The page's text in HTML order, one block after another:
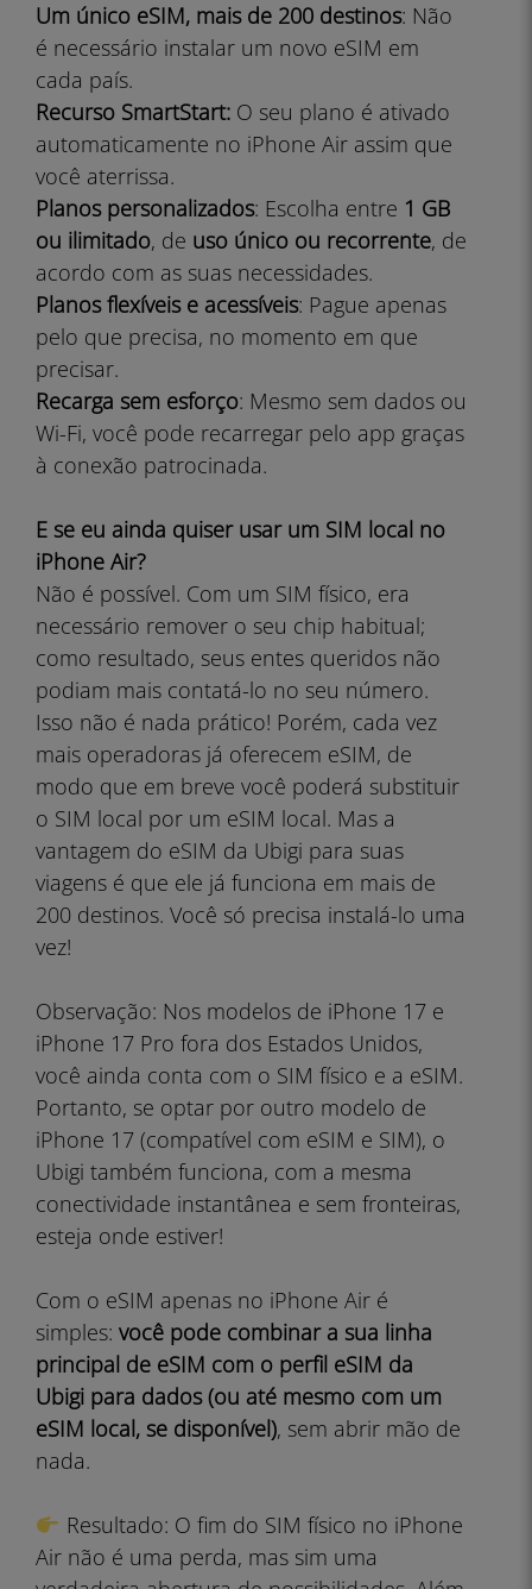
Um único eSIM, mais de 200 destinos: Não
é necessário instalar um novo eSIM em
cada país.
Recurso SmartStart: O seu plano é ativado
automaticamente no iPhone Air assim que
você aterrissa.
Planos personalizados: Escolha entre 1 GB
ou ilimitado, de uso único ou recorrente, de
acordo com as suas necessidades.
Planos flexíveis e acessíveis: Pague apenas
pelo que precisa, no momento em que
precisar.
Recarga sem esforço: Mesmo sem dados ou
Wi-Fi, você pode recarregar pelo app graças
à conexão patrocinada.
E se eu ainda quiser usar um SIM local no
iPhone Air?
Não é possível. Com um SIM físico, era
necessário remover o seu chip habitual;
como resultado, seus entes queridos não
podiam mais contatá-lo no seu número.
Isso não é nada prático! Porém, cada vez
mais operadoras já oferecem eSIM, de
modo que em breve você poderá substituir
o SIM local por um eSIM local. Mas a
vantagem do eSIM da Ubigi para suas
viagens é que ele já funciona em mais de
200 destinos. Você só precisa instalá-lo uma
vez!
Observação: Nos modelos de iPhone 17 e
iPhone 17 Pro fora dos Estados Unidos,
você ainda conta com o SIM físico e a eSIM.
Portanto, se optar por outro modelo de
iPhone 17 (compatível com eSIM e SIM), o
Ubigi também funciona, com a mesma
conectividade instantânea e sem fronteiras,
esteja onde estiver!
Com o eSIM apenas no iPhone Air é
simples: você pode combinar a sua linha
principal de eSIM com o perfil eSIM da
Ubigi para dados (ou até mesmo com um
eSIM local, se disponível), sem abrir mão de
nada.
Resultado: O fim do SIM físico no iPhone
Air não é uma perda, mas sim uma